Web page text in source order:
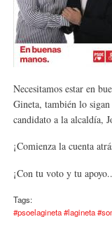
Necesitamos estar en
Gineta, también lo
candidato a la alcaldía,
¡Comienza la cuenta
¡Con tu voto y tu
Tags:
#psoelagineta #lagineta